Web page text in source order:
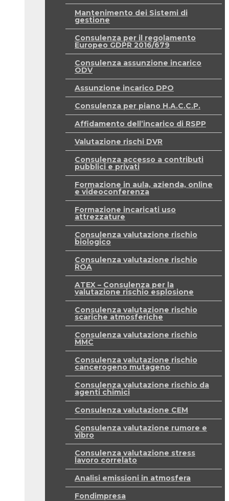
Mantenimento dei Sistemi di
gestione
Consulenza per il regolamento
Europeo GDPR 2016/679
Consulenza assunzione incarico
ODV
Assunzione incarico DPO
Consulenza per piano H.A.C.C.P.
Affidamento dell’incarico di RSPP
Valutazione rischi DVR
Consulenza accesso a contributi
pubblici e privati
Formazione in aula, azienda, online
e videoconferenza
Formazione incaricati uso
attrezzature
Consulenza valutazione rischio
biologico
Consulenza valutazione rischio
ROA
ATEX – Consulenza per la
valutazione rischio esplosione
Consulenza valutazione rischio
scariche atmosferiche
Consulenza valutazione rischio
MMC
Consulenza valutazione rischio
cancerogeno mutageno
Consulenza valutazione rischio da
agenti chimici
Consulenza valutazione CEM
Consulenza valutazione rumore e
vibro
Consulenza valutazione stress
lavoro correlato
Analisi emissioni in atmosfera
Fondimpresa